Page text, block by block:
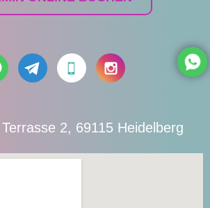
2, 69115 Heidelberg